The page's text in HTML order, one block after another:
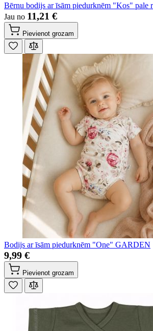
Bērnu bodijs ar īsām piedurknēm "Kos" pale
Jau no 11,21 €
Pievienot grozam
Bodijs ar īsām piedurknēm "One" GARDEN
9,99 €
Pievienot grozam